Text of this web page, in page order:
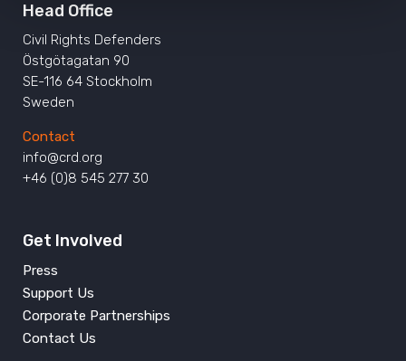
Head Office
Civil Rights Defenders
Östgötagatan 90
SE-116 64 Stockholm
Sweden
Contact
info@crd.org
+46 (0)8 545 277 30
Get Involved
Press
Support Us
Corporate Partnerships
Contact Us